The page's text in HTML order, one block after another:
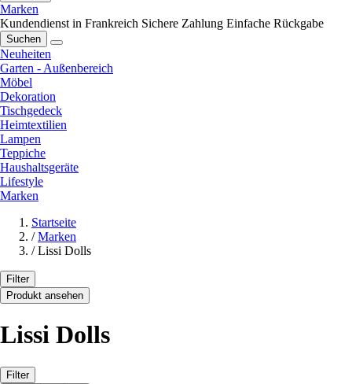
Marken
Kundendienst in Frankreich Sichere Zahlung Einfache Rückgabe
Suchen
Neuheiten
Garten - Außenbereich
Möbel
Dekoration
Tischgedeck
Heimtextilien
Lampen
Teppiche
Haushaltsgeräte
Lifestyle
Marken
Startseite
/ Marken
/ Lissi Dolls
Filter
Produkt ansehen
Lissi Dolls
Filter